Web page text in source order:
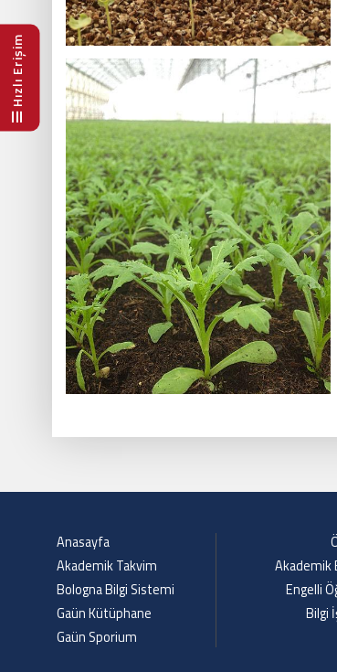
Hızlı Erişim
Anasayfa
Akademik Takvim
Bologna Bilgi Sistemi
Gaün Kütüphane
Gaün Sporium
Akademik
Engelli
Bilgi